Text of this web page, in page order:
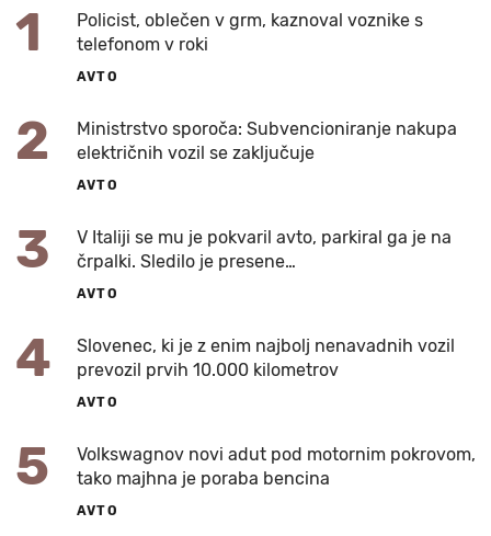
1
Policist, oblečen v grm, kaznoval voznike s
telefonom v roki
AVTO
2
Ministrstvo sporoča: Subvencioniranje nakupa
električnih vozil se zaključuje
AVTO
3
V Italiji se mu je pokvaril avto, parkiral ga je na
črpalki. Sledilo je presene…
AVTO
4
Slovenec, ki je z enim najbolj nenavadnih vozil
prevozil prvih 10.000 kilometrov
AVTO
5
Volkswagnov novi adut pod motornim pokrovom,
tako majhna je poraba bencina
AVTO